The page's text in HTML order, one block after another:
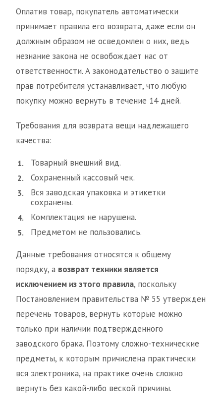
Оплатив товар, покупатель автоматически
принимает правила его возврата, даже если он
должным образом не осведомлен о них, ведь
незнание закона не освобождает нас от
ответственности. А законодательство о защите
прав потребителя устанавливает, что любую
покупку можно вернуть в течение 14 дней.
Требования для возврата вещи надлежащего
качества:
Товарный внешний вид.
Сохраненный кассовый чек.
Вся заводская упаковка и этикетки
сохранены.
Комплектация не нарушена.
Предметом не пользовались.
Данные требования относятся к общему
порядку, а возврат техники является
исключением из этого правила, поскольку
Постановлением правительства № 55 утвержден
перечень товаров, вернуть которые можно
только при наличии подтвержденного
заводского брака. Поэтому сложно-технические
предметы, к которым причислена практически
вся электроника, на практике очень сложно
вернуть без какой-либо веской причины.